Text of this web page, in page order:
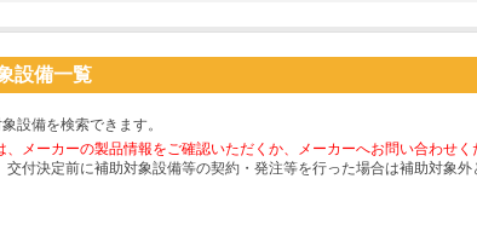
設備一覧
設備を検索できます。
メーカーの製品情報をご確認いただくか、メーカーへお問い合わせく
付決定前に補助対象設備等の契約・発注等を行った場合は補助対象外